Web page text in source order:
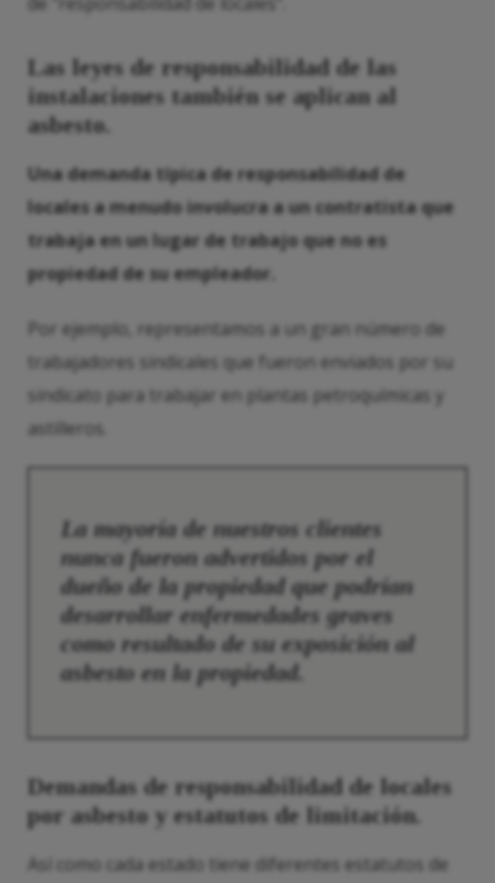
Las leyes de responsabilidad de las
instalaciones también se aplican al
asbesto.
Una demanda típica de responsabilidad de
locales a menudo involucra a un contratista que
trabaja en un lugar de trabajo que no es
propiedad de su empleador.
Por ejemplo, representamos a un gran número de
trabajadores sindicales que fueron enviados por su
sindicato para trabajar en plantas petroquímicas y
astilleros.
La mayoría de nuestros clientes
nunca fueron advertidos por el
dueño de la propiedad que podrían
desarrollar enfermedades graves
como resultado de su exposición al
asbesto en la propiedad.
Demandas de responsabilidad de locales
por asbesto y estatutos de limitación.
Así como cada estado tiene diferentes estatutos de